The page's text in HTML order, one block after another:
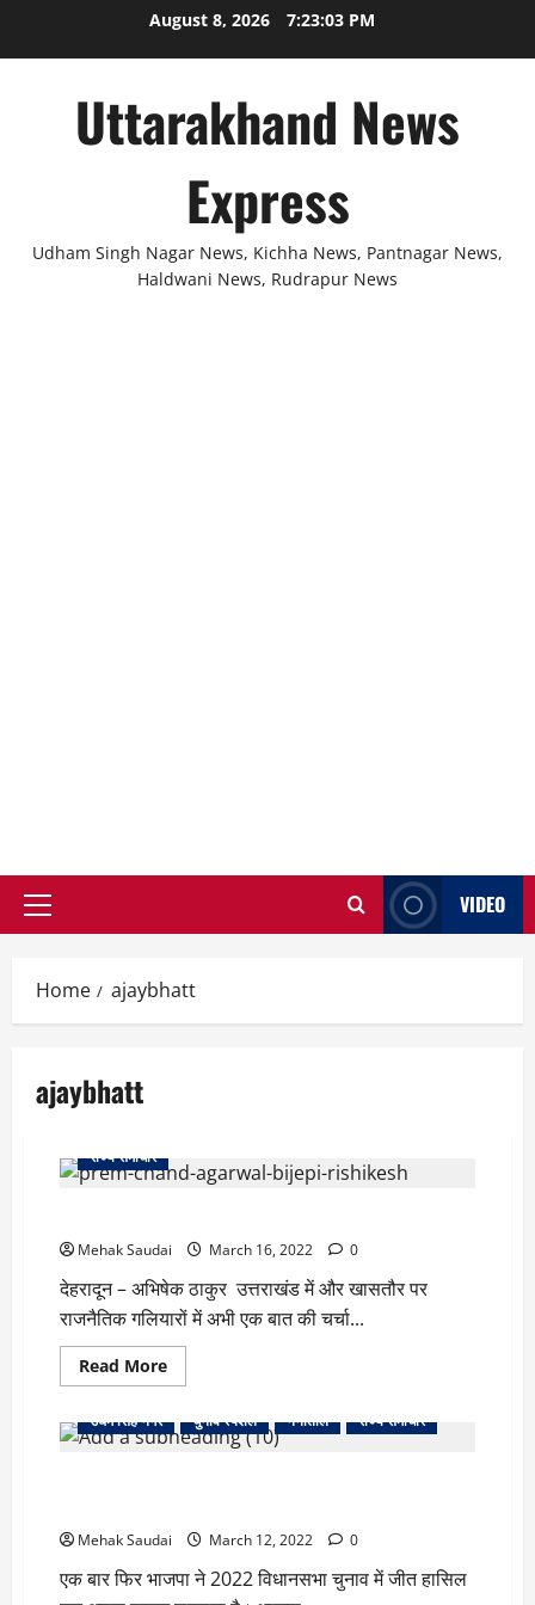
August 8, 2026 7:23:03 PM
Uttarakhand News
Express
Udham Singh Nagar News, Kichha News, Pantnagar News,
Haldwani News, Rudrapur News
Primary
VIDEO
Home ajaybhatt
ajaybhatt
राज्य समाचार
Mehak Saudai March 16, 2022 0
देहरादून – अभिषेक ठाकुर उत्तराखंड में और खासतौर पर
राजनैतिक गलियारों में अभी एक बात की चर्चा...
Read MoreRead
more
पद
के
–
प्रेम
अग्रवाल
उधम सिंह नगर चुनाव स्पेशल नैनीताल राज्य समाचार
Mehak Saudai March 12, 2022 0
एक बार फिर भाजपा ने 2022 विधानसभा चुनाव में जीत हासिल